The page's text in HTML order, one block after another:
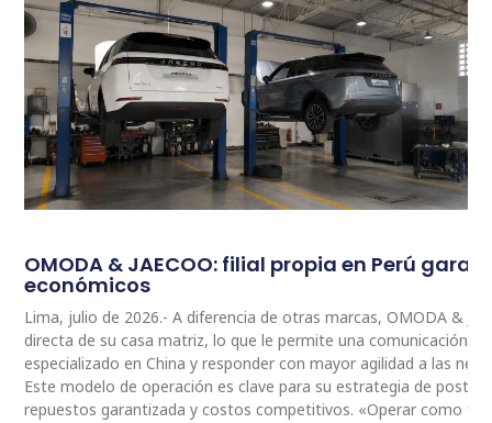
OMODA & JAECOO: filial propia en Perú
económicos
Lima, julio de 2026.- A diferencia de otras marcas, OMODA &
directa de su casa matriz, lo que le permite una comunicación
especializado en China y responder con mayor agilidad a las
Este modelo de operación es clave para su estrategia de
repuestos garantizada y costos competitivos. «Operar como